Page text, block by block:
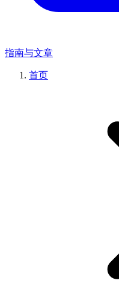
指南与文章
首页